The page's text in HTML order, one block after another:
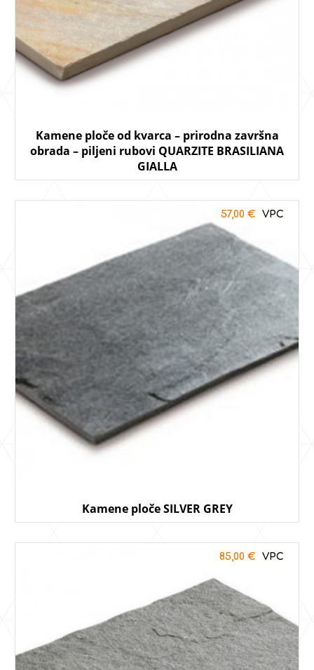
Kamene ploče od kvarca – prirodna završna
obrada – piljeni rubovi QUARZITE BRASILIANA
GIALLA
Kamene ploče SILVER GREY
57,00 €
85,00 €